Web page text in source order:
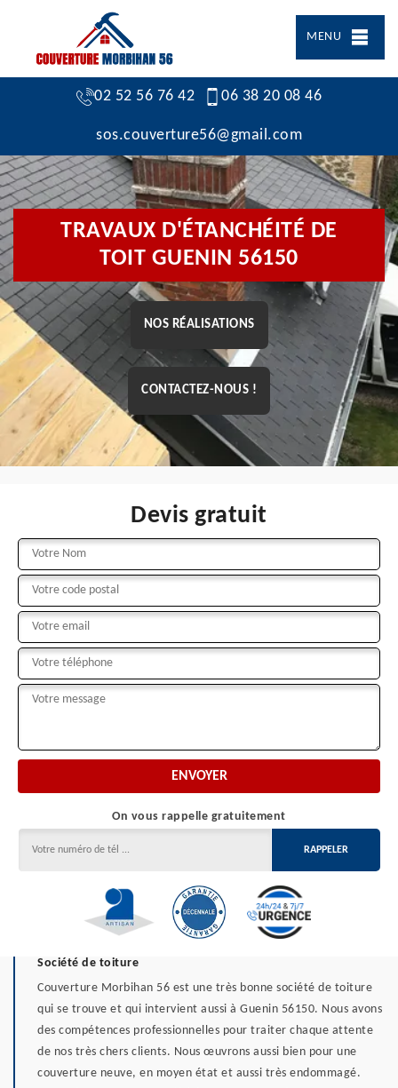
MENU
02 52 56 76 42 06 38 20 08 46
sos.couverture56@gmail.com
TRAVAUX D'ÉTANCHÉITÉ DE
TOIT GUENIN 56150
NOS RÉALISATIONS
CONTACTEZ-NOUS !
Devis gratuit
On vous rappelle gratuitement
Société de toiture
Couverture Morbihan 56 est une très bonne société de toiture
qui se trouve et qui intervient aussi à Guenin 56150. Nous avons
des compétences professionnelles pour traiter chaque attente
de nos très chers clients. Nous œuvrons aussi bien pour une
couverture neuve, en moyen état et aussi très endommagé.